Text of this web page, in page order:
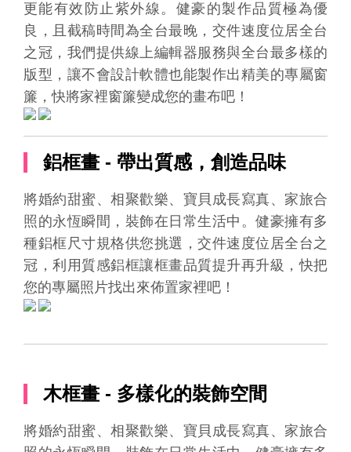
更能有效防止紫外線。健豪的製作品質極為優
良，且截稿時間為全台最晚，交件速度位居全台
之冠，我們提供線上編輯器服務與全台最多樣的
版型，讓不會設計軟體也能製作出精美的專屬窗
簾，快將家裡窗簾變成您的畫布吧！
鋁框畫 - 帶出質感，創造品味
將婚約甜蜜、相聚歡樂、寶貝成長寫真、家旅合
照的永恆瞬間，裝飾在日常生活中。健豪擁有多
種鋁框尺寸規格供您挑選，交件速度位居全台之
冠，利用質感鋁框讓框畫品質提升再升級，快把
您的專屬照片找出來佈置家裡吧！
木框畫 - 多樣化的裝飾空間
將婚約甜蜜、相聚歡樂、寶貝成長寫真、家旅合